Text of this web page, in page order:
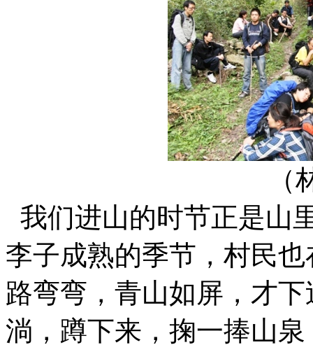
我们进山的时节正是山
李子成熟的季节，村民
路弯弯，青山如屏，才
淌，蹲下来，掬一捧山